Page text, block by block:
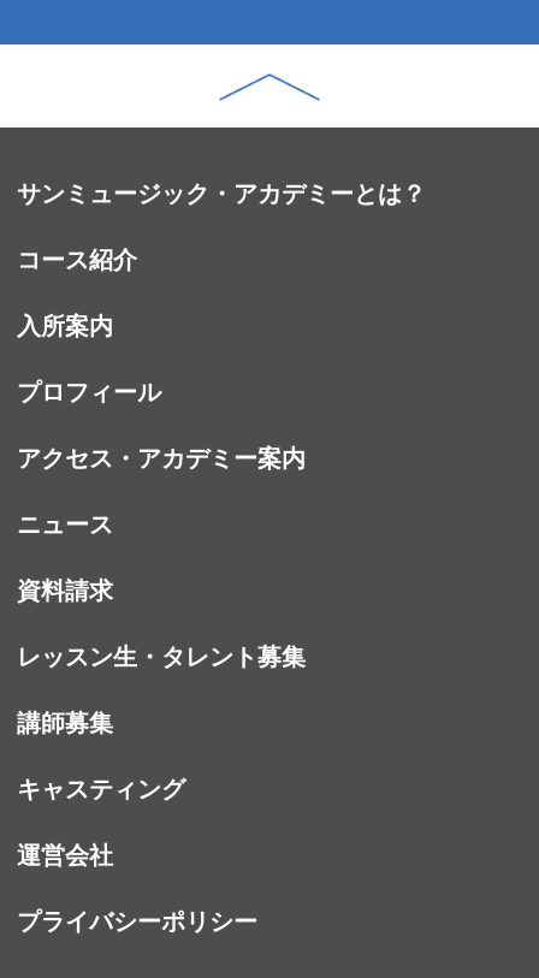
サンミュージック・アカデミーとは？
コース紹介
入所案内
プロフィール
アクセス・アカデミー案内
ニュース
資料請求
レッスン生・タレント募集
講師募集
キャスティング
運営会社
プライバシーポリシー